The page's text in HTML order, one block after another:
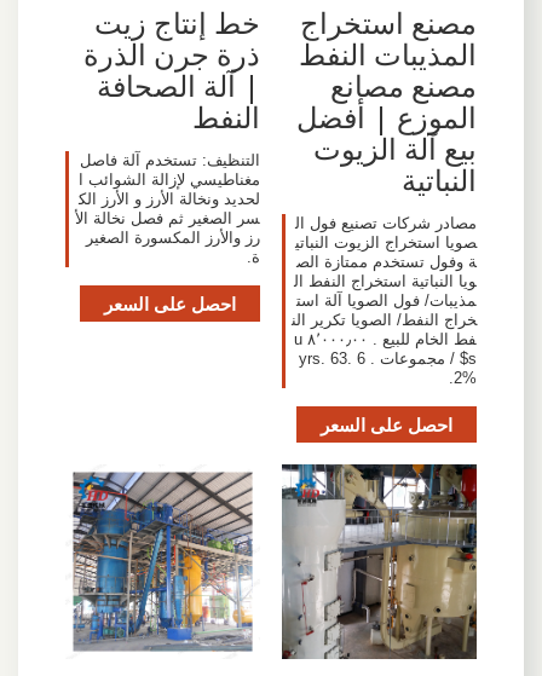
مصنع استخراج
المذيبات النفط
مصنع مصانع
الموزع | أفضل
بيع آلة الزيوت
النباتية
مصادر شركات تصنيع فول ال
صويا استخراج الزيوت النباتي
ة وفول تستخدم ممتازة الص
ويا النباتية استخراج النفط ال
مذيبات/ فول الصويا آلة است
خراج النفط/ الصويا تكرير الن
فط الخام للبيع . ٨٬٠٠٠٫٠٠ u
s$ / مجموعات . 6 yrs. 63.
2%.
احصل على السعر
خط إنتاج زيت
ذرة جرن الذرة
| آلة الصحافة
النفط
التنظيف: تستخدم آلة فاصل
مغناطيسي لإزالة الشوائب ا
لحديد ونخالة الأرز و الأرز الك
سر الصغير ثم فصل نخالة الأ
رز والأرز المكسورة الصغير
ة.
احصل على السعر